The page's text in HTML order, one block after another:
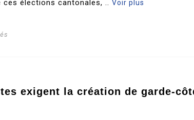
élections cantonales, .. Voir plus
exigent la création de garde-